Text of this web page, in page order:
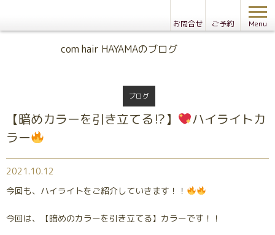
お問合せ ご予約 Menu
com hair HAYAMAのブログ
ブログ
【暗めカラーを引き立てる⁉】
ハイライトカ
ラー
2021.10.12
今回も、ハイライトをご紹介していきます！！
今回は、【暗めのカラーを引き立てる】カラーです！！